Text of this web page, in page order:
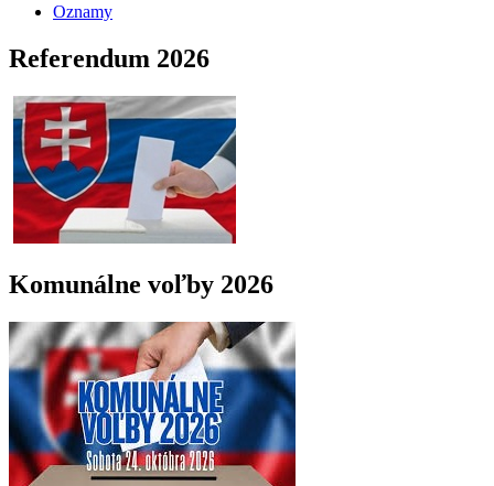
Oznamy
Referendum 2026
Komunálne voľby 2026